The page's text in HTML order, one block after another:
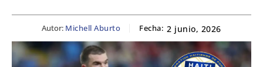
Autor: Michell Aburto Fecha: 2 junio, 2026